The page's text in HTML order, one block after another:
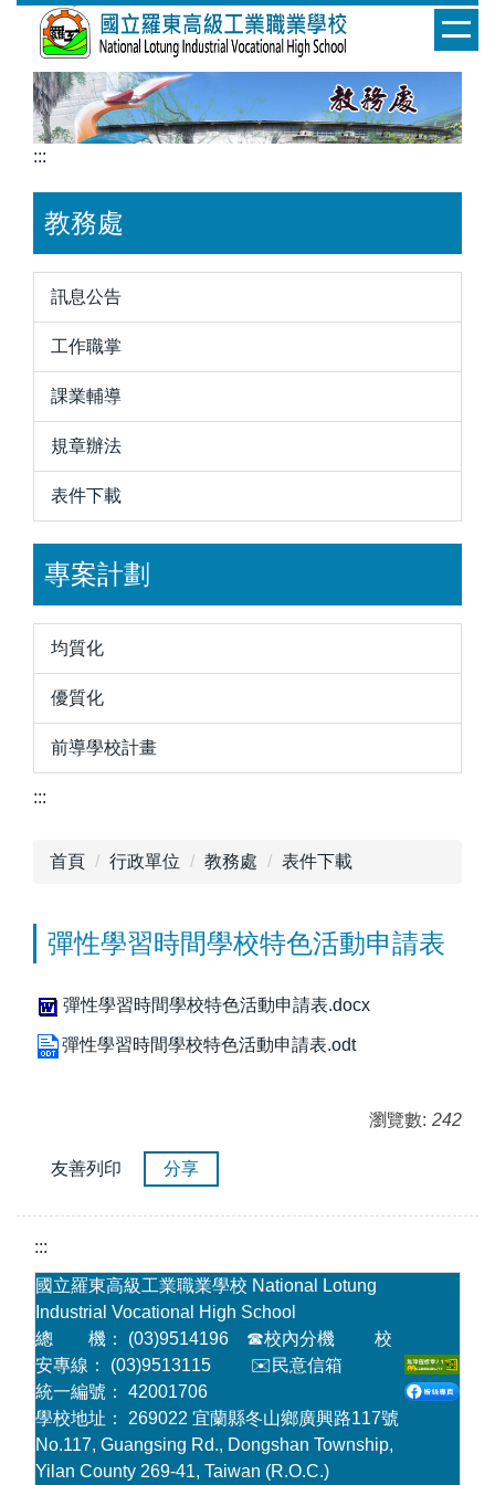
:::
教務處
訊息公告
工作職掌
課業輔導
規章辦法
表件下載
專案計劃
均質化
優質化
前導學校計畫
:::
首頁 行政單位 教務處 表件下載
彈性學習時間學校特色活動申請表
彈性學習時間學校特色活動申請表.docx
彈性學習時間學校特色活動申請表.odt
瀏覽數: 242
友善列印 分享
:::
國立羅東高級工業職業學校 National Lotung
Industrial Vocational High School
總 機： (03)9514196 ☎校內分機
校
安專線： (03)9513115 ✉️民意信箱
統一編號： 42001706
學校地址： 269022 宜蘭縣冬山鄉廣興路117號
No.117, Guangsing Rd., Dongshan Township,
Yilan County 269-41, Taiwan (R.O.C.)